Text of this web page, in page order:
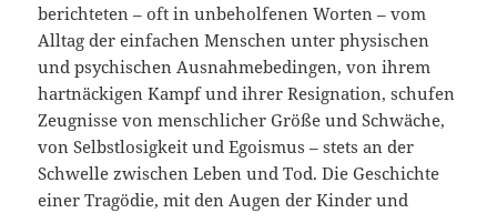
berichteten – oft in unbeholfenen Worten – vom
Alltag der einfachen Menschen unter physischen
und psychischen Ausnahmebedingen, von ihrem
hartnäckigen Kampf und ihrer Resignation, schufen
Zeugnisse von menschlicher Größe und Schwäche,
von Selbstlosigkeit und Egoismus – stets an der
Schwelle zwischen Leben und Tod. Die Geschichte
einer Tragödie, mit den Augen der Kinder und